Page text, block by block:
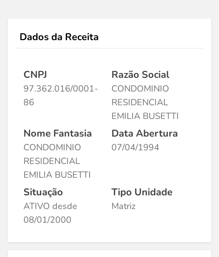
Dados da Receita
CNPJ
97.362.016/0001-
86
Razão Social
CONDOMINIO
RESIDENCIAL
EMILIA BUSETTI
Nome Fantasia
CONDOMINIO
RESIDENCIAL
EMILIA BUSETTI
Data Abertura
07/04/1994
Situação
ATIVO desde
08/01/2000
Tipo Unidade
Matriz